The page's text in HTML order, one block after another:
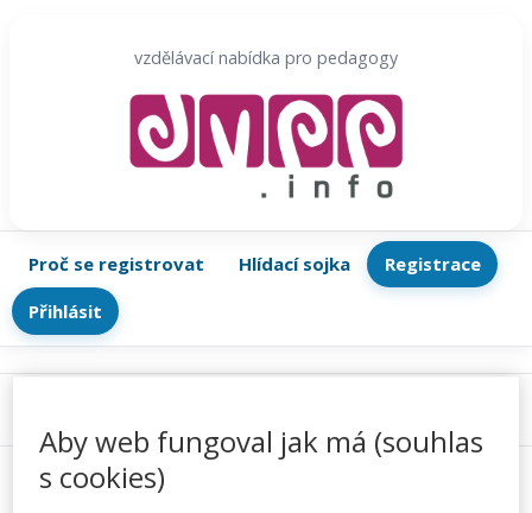
vzdělávací nabídka pro pedagogy
Proč se registrovat Hlídací sojka
Registrace
Přihlásit
Aby web fungoval jak má (souhlas
s cookies)